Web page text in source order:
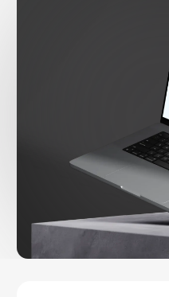
Изучаем аудиторию и
формируем
Усиливаем оффер
доказательствами
ДОВЕРИЕ И
Выстраиваем сценарий